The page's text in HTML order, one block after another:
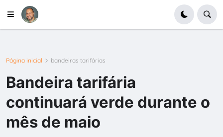
Página inicial bandeiras tarifárias
Bandeira tarifária
continuará verde durante o
mês de maio